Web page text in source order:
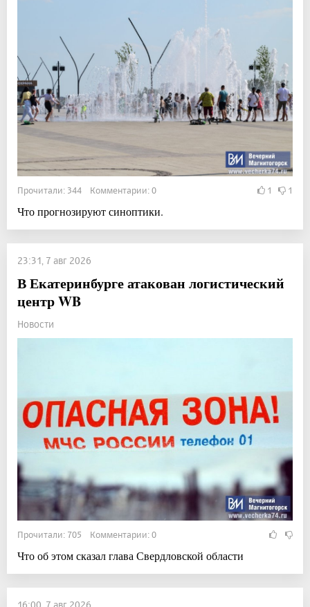
Прочитали: 344 Комментарии: 0 1 1
Что прогнозируют синоптики.
23:31, 7 авг 2026
В Екатеринбурге атакован логистический
центр WB
Новости
Прочитали: 705 Комментарии: 0
Что об этом сказал глава Свердловской области